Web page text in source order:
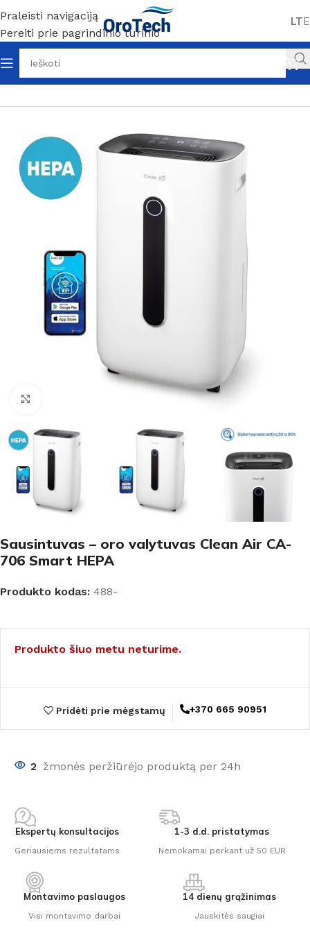
Praleisti navigaciją
Pereiti prie pagrindinio turinio
LT
Pradžia Be kategorijos
Sausintuvas – oro valytuvas Clean Air CA-
706 Smart HEPA
Produkto kodas: 488-
Produkto šiuo metu neturime.
Pridėti prie mėgstamų +370 665 90951
2 žmonės peržiūrėjo produktą per 24h
Ekspertų konsultacijos
Geriausiems rezultatams
1-3 d.d. pristatymas
Nemokamai perkant už 50 EUR
Montavimo paslaugos
Visi montavimo darbai
14 dienų grąžinimas
Jauskitės saugiai